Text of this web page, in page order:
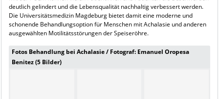
deutlich gelindert und die Lebensqualität nachhaltig verbessert werden.
Die Universitätsmedizin Magdeburg bietet damit eine moderne und
schonende Behandlungsoption für Menschen mit Achalasie und anderen
ausgewählten Motilitätsstörungen der Speiseröhre.
Fotos Behandlung bei Achalasie / Fotograf: Emanuel Oropesa
Benitez (5 Bilder)